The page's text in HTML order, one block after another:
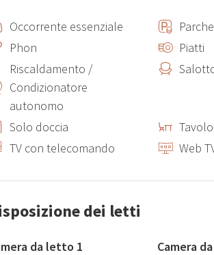
Occorrente essenziale
Phon
Piatti
Riscaldamento /
Condizionatore
autonomo
Solo doccia
TV con telecomando
Web
dei letti
da letto 1
Camera